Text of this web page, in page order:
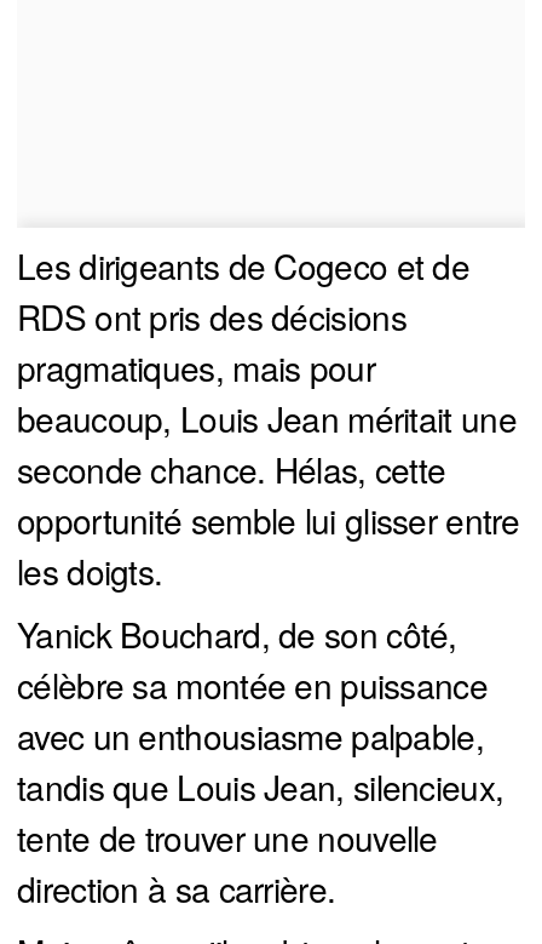
Les dirigeants de Cogeco et de
RDS ont pris des décisions
pragmatiques, mais pour
beaucoup, Louis Jean méritait une
seconde chance. Hélas, cette
opportunité semble lui glisser entre
les doigts.
Yanick Bouchard, de son côté,
célèbre sa montée en puissance
avec un enthousiasme palpable,
tandis que Louis Jean, silencieux,
tente de trouver une nouvelle
direction à sa carrière.